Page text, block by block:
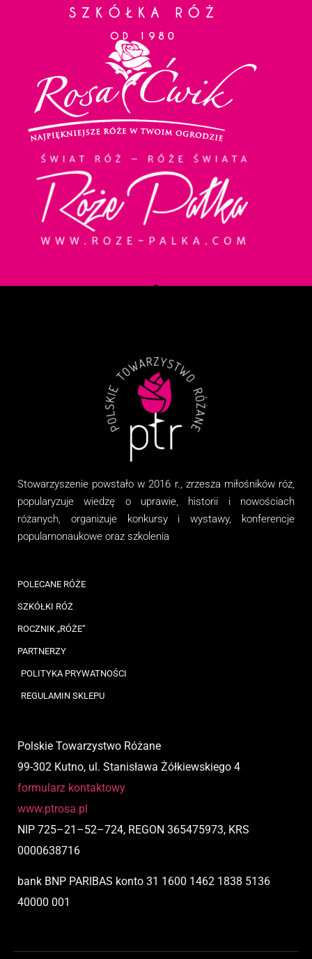
Stowarzyszenie powstało w 2016 r., zrzesza miłośników róż,
popularyzuje wiedzę o uprawie, historii i nowościach
różanych, organizujekonkursy i wystawy, konferencje
popularnonaukowe oraz szkolenia
POLECANE RÓŻE
SZKÓŁKI RÓŻ
ROCZNIK „RÓŻE”
PARTNERZY
POLITYKA PRYWATNOŚCI
REGULAMIN SKLEPU
Polskie Towarzystwo Różane
99-302 Kutno, ul. Stanisława Żółkiewskiego 4
formularz kontaktowy
www.ptrosa.pl
NIP 725–21 –52–724, REGON 365475973, KRS
0000638716
bank BNP PARIBAS konto 31 1600 1462 1838 5136
40000 001